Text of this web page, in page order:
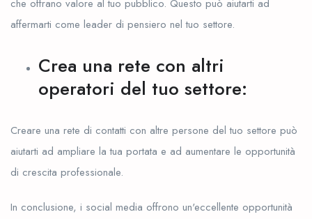
che offrano valore al tuo pubblico. Questo può aiutarti ad
affermarti come leader di pensiero nel tuo settore.
Crea una rete con altri
operatori del tuo settore:
Creare una rete di contatti con altre persone del tuo settore può
aiutarti ad ampliare la tua portata e ad aumentare le opportunità
di crescita professionale.
In conclusione, i social media offrono un'eccellente opportunità